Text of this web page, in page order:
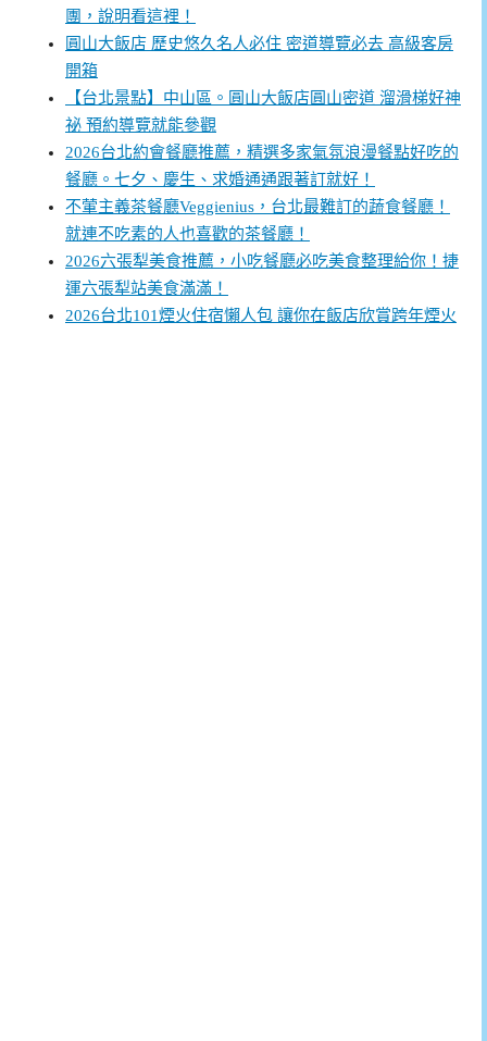
團，說明看這裡！
圓山大飯店 歷史悠久名人必住 密道導覽必去 高級客房
開箱
【台北景點】中山區。圓山大飯店圓山密道 溜滑梯好神
祕 預約導覽就能參觀
2026台北約會餐廳推薦，精選多家氣氛浪漫餐點好吃的
餐廳。七夕、慶生、求婚通通跟著訂就好！
不葷主義茶餐廳Veggienius，台北最難訂的蔬食餐廳！
就連不吃素的人也喜歡的茶餐廳！
2026六張犁美食推薦，小吃餐廳必吃美食整理給你！捷
運六張犁站美食滿滿！
2026台北101煙火住宿懶人包 讓你在飯店欣賞跨年煙火